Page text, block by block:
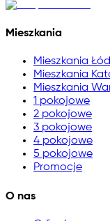
Mieszkania
Mieszkania
Mieszkania
Mieszkania
1 pokojowe
2 pokojowe
3 pokojowe
4 pokojowe
5 pokojowe
Promocje
O nas